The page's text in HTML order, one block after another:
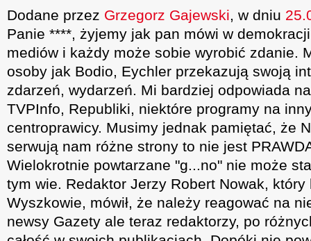
Dodane przez Grzegorz Gajewski, w dniu
Panie ****, żyjemy jak pan mówi w
mediów i każdy może sobie wyrobić zdanie.
osoby jak Bodio, Eychler przekazują swoją
zdarzeń, wydarzeń. Mi bardziej odpowiada
TVPInfo, Republiki, niektóre programy na
centroprawicy. Musimy jednak pamiętać, że
serwują nam różne strony to nie jest
Wielokrotnie powtarzane "g...no" nie może
tym wie. Redaktor Jerzy Robert Nowak, który
Wyszkowie, mówił, że należy reagować na
newsy Gazety ale teraz redaktorzy, po